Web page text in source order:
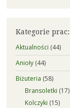
Kategorie prac:
Aktualności (44)
Anioły(44)
Biżuteria (58)
Bransoletki (17)
Kolczyki (15)